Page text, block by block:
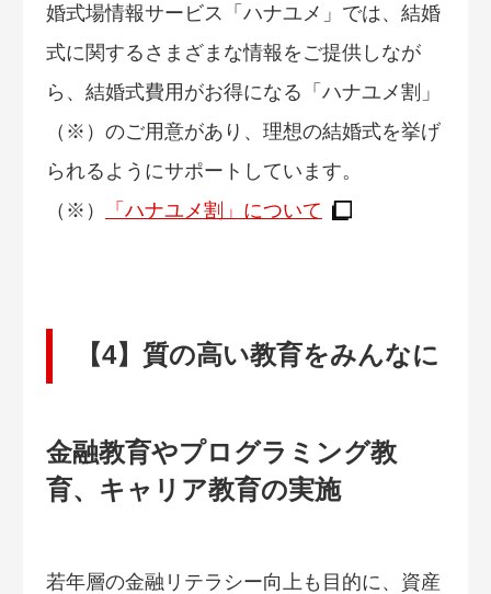
婚式場情報サービス「ハナユメ」では、結婚
式に関するさまざまな情報をご提供しなが
ら、結婚式費用がお得になる「ハナユメ割」
（※）のご用意があり、理想の結婚式を挙げ
られるようにサポートしています。
（※）
「ハナユメ割」について
【4】質の高い教育をみんなに
金融教育やプログラミング教
育、キャリア教育の実施
若年層の金融リテラシー向上も目的に、資産